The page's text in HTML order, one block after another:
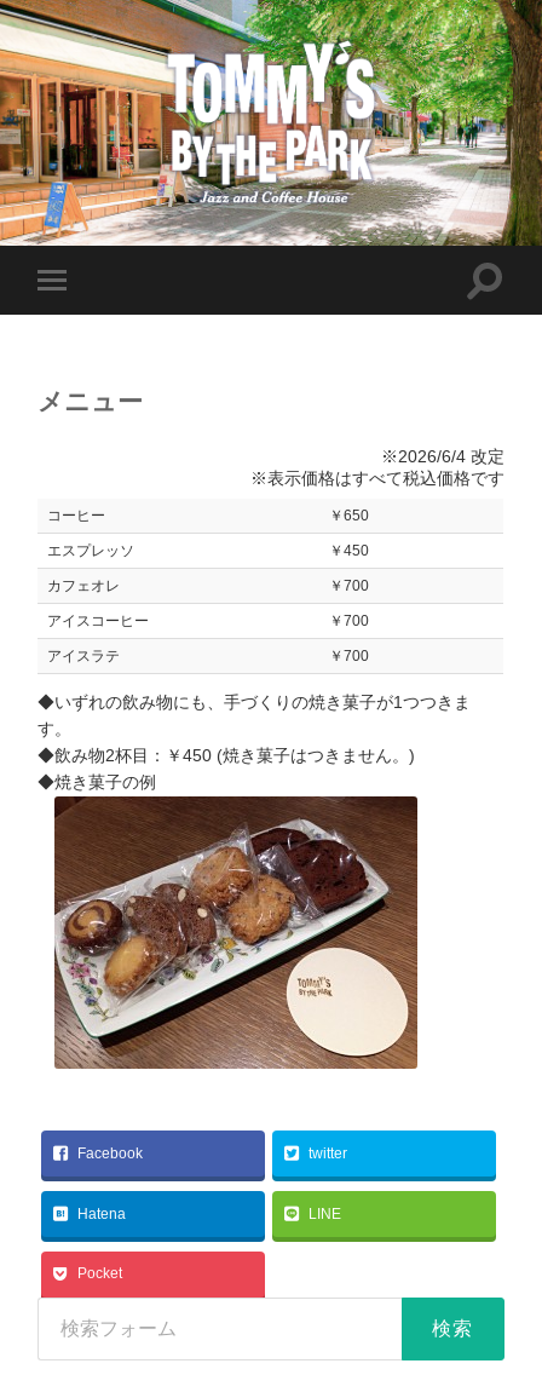
メニュー
※2026/6/4 改定
※表示価格はすべて税込価格です
コーヒー ￥650
エスプレッソ ￥450
カフェオレ ￥700
アイスコーヒー ￥700
アイスラテ ￥700
◆いずれの飲み物にも、手づくりの焼き菓子が1つつきま
す。
◆飲み物2杯目：￥450 (焼き菓子はつきません。)
◆焼き菓子の例
Facebook twitter
Hatena LINE
Pocket